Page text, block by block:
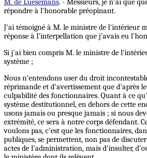
M. de Luesemans. - Messieurs, je n'ai que
répondre à l'honorable préopinant.
J'ai témoigné à M. le ministre de l'intérieur
réponse à l'interpellation que j'avais eu
Si j'ai bien compris M. le ministre de
système ;
Nous n'entendons user du droit
réprimande et d'avertissement que d'après
culpabilité des fonctionnaires. Quant à ce
système destitutionnel, en dehors de cette
usons jamais ou presque jamais ; si nous
extrémité, ce sera à notre corps défendant.
voulons pas, c'est que les fonctionnaires,
publiques, se permettent, non pas de
actes de l'administration, mais d'insulter,